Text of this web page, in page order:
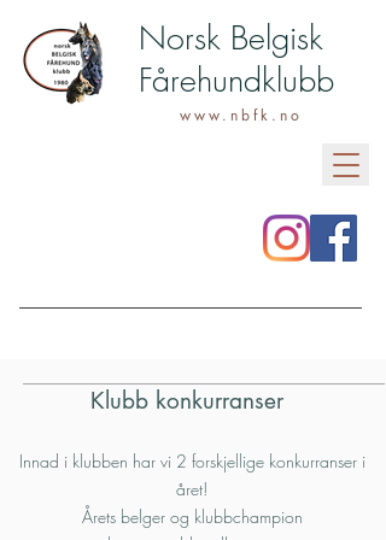
Norsk Belgisk
Fårehundklubb
www.nbfk.no
Klubb konkurranser
Innad i klubben har vi 2 forskjellige konkurranser i
året!
Årets belger og klubbchampion